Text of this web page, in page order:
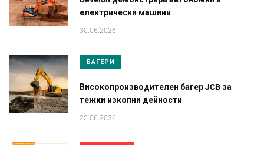
електрически машини
30.06.2026
БАГЕРИ
Високопроизводителен багер JCB за
тежки изкопни дейности
25.06.2026